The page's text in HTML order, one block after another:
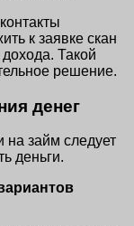
к заявке скан
Такой
решение.
денег
займ следует
деньги.